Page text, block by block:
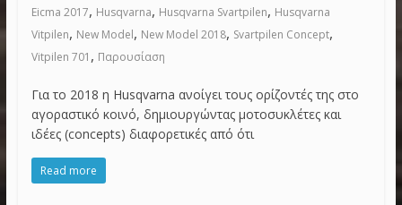
Eicma 2017, Husqvarna, Husqvarna Svartpilen, Husqvarna
Vitpilen, New Model, New Model 2018, Svartpilen Concept,
Vitpilen 701 , Παρουσίαση
Για το 2018 η Husqvarna ανοίγει τους ορίζοντές της στο
αγοραστικό κοινό, δημιουργώντας μοτοσυκλέτες και
ιδέες (concepts) διαφορετικές από ότι
Read more